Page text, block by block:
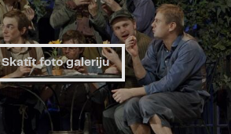
Skatīt foto galeriju